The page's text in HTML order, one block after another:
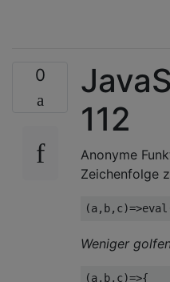
0
112
Anonyme
Zeichenfolge
(a, b, c)=>eval
Weniger
(a, b, c)=>{